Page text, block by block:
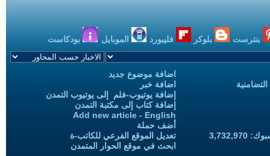
بنترست بلوكر فليبورد الموبايل بودكاست
اضافة موضوع جديد
اضافة خبر
إضافة يوتيوب-فلم إلى يوتيوب التمدن
إضافة كتاب إلى مكتبة التمدن
Add new article - English
أضف حملة
تعديل الموقع الفرعي للكاتب-ة
ابحث في موقع الحوار المتمدن